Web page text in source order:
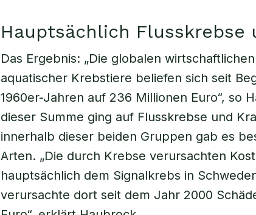
Hauptsächlich Flusskrebse
Das Ergebnis: „Die globalen
aquatischer Krebstiere beliefen sich seit
1960er-Jahren auf 236 Millionen Euro“, so
dieser Summe ging auf Flusskrebse und
innerhalb dieser beiden Gruppen gab es
Arten. „Die durch Krebse verursachten
hauptsächlich dem Signalkrebs in
verursachte dort seit dem Jahr 2000